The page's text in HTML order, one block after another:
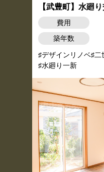
【武豊町】水廻
費用
築年数
デザインリノベ 二
水廻り一新